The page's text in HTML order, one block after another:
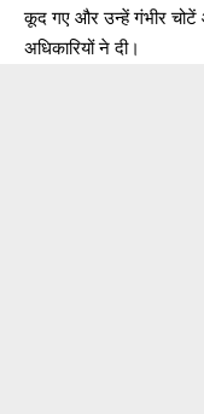
कूद गए और उन्हें गंभीर चोटें
अधिकारियों ने दी।